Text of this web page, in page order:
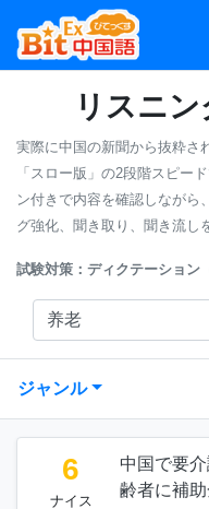
リスニン
実際に中国の新聞から抜粋さ
「スロー版」の2段階スピー
ン付きで内容を確認しながら
グ強化、聞き取り、聞き流し
試験対策：ディクテーション
ジャンル
6
ナイス
中国で要
齢者に補